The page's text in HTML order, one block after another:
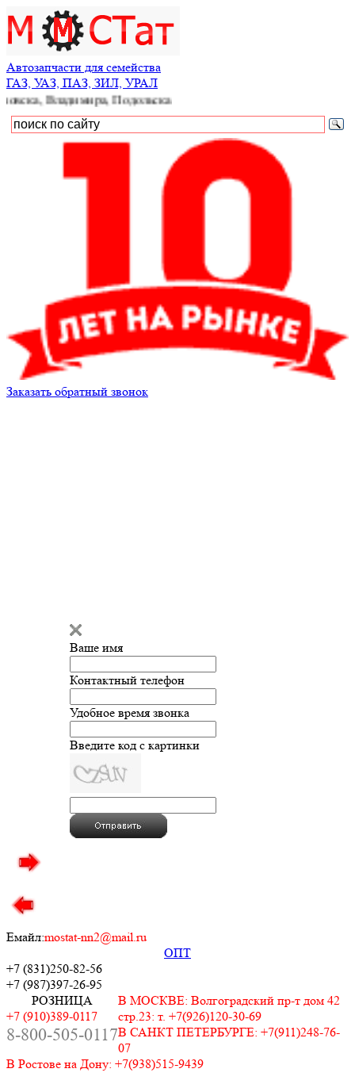
Автозапчасти для семейства
ГАЗ, УАЗ, ПАЗ, ЗИЛ, УРАЛ
Подольска
Заказать обратный звонок
Ваше имя
Контактный телефон
Удобное время звонка
Введите код с картинки
Емайл:mostat-nn2@mail.ru
ОПТ
+7 (831)250-82-56
+7 (987)397-26-95
РОЗНИЦА
+7 (910)389-0117
8-800-505-0117
В МОСКВЕ: Волгоградский пр-т дом 42
стр.23: т. +7(926)120-30-69
В САНКТ ПЕТЕРБУРГЕ: +7(911)248-76-
07
В Ростове на Дону: +7(938)515-9439
Введите сообщение